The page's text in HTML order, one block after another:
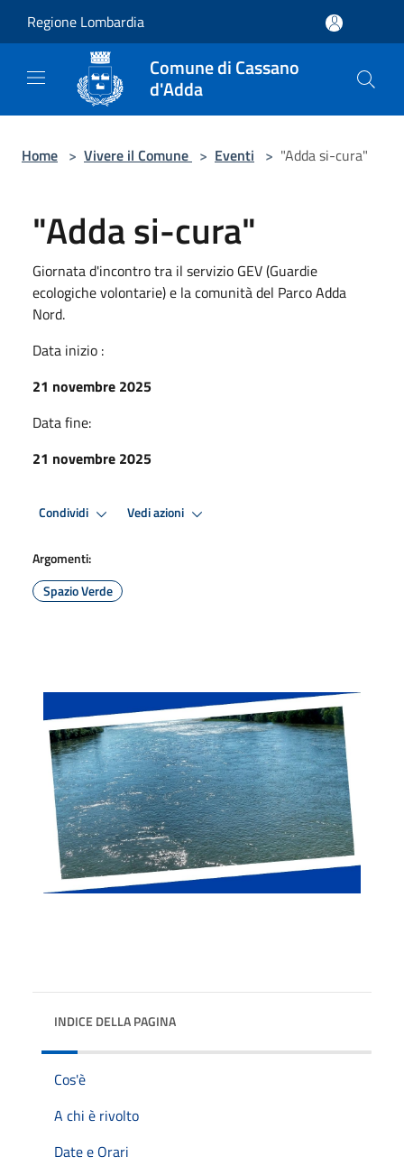
Regione Lombardia
Comune di Cassano
d'Adda
Home > Vivere il Comune > Eventi > "Adda si-cura"
"Adda si-cura"
Giornata d'incontro tra il servizio GEV (Guardie
ecologiche volontarie) e la comunità del Parco Adda
Nord.
Data inizio :
21 novembre 2025
Data fine:
21 novembre 2025
Condividi Vedi azioni
Argomenti:
Spazio Verde
INDICE DELLA PAGINA
Cos'è
A chi è rivolto
Date e Orari